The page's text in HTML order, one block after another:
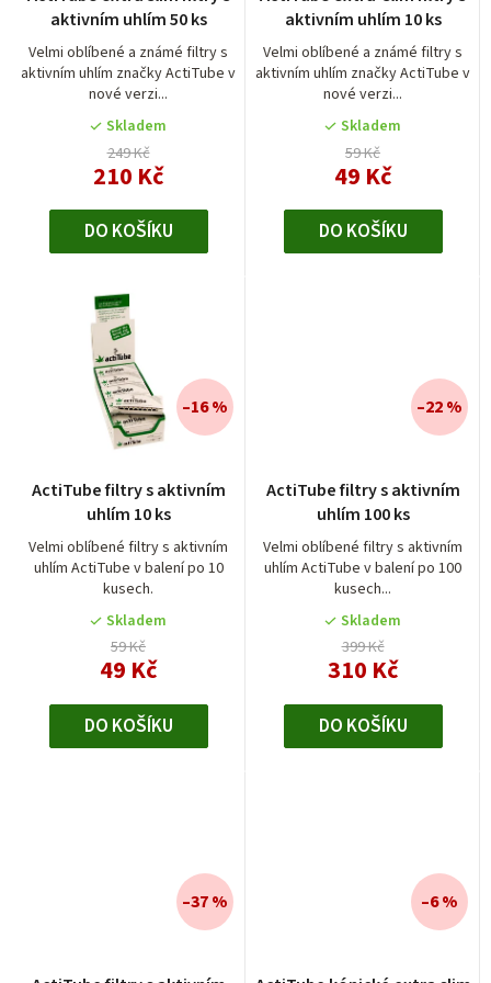
u
aktivním uhlím 50 ks
Velmi oblíbené a známé filtry s
aktivním uhlím značky ActiTube v
nové verzi...
produktu
je
5,0
z
5
hvězdiček.
Skladem
249 Kč
210 Kč
DO KOŠÍKU
aktivním uhlím 10 ks
Velmi oblíbené a známé filtry s
aktivním uhlím značky ActiTube v
nové verzi...
produktu
je
4,0
z
5
hvězdiček.
Skladem
59 Kč
49 Kč
DO KOŠÍKU
ActiTube filtry s aktivním
uhlím 10 ks
Velmi oblíbené filtry s aktivním
uhlím ActiTube v balení po 10
kusech.
Skladem
59 Kč
49 Kč
–16 %
DO KOŠÍKU
ActiTube filtry s aktivním
uhlím 100 ks
Velmi oblíbené filtry s aktivním
uhlím ActiTube v balení po 100
kusech...
hodnocení
produktu
je
4,5
z
5
hvězdiček.
Skladem
399 Kč
310 Kč
–22 %
DO KOŠÍKU
–37 % –6 %